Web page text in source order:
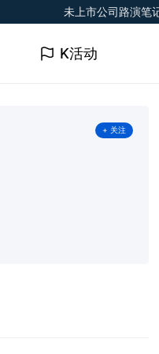
未上市公司路演笔
K活动
+ 关注